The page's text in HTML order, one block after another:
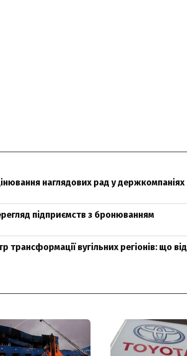
наглядових рад у держкомпаніях
підприємств з бронюванням
трансформації вугільних регіонів: що від